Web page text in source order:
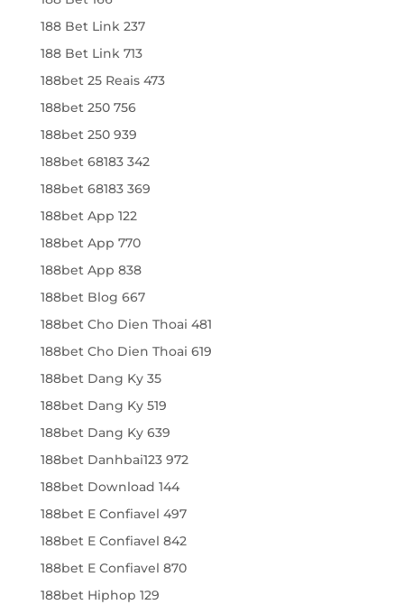
188 Bet Link 237
188 Bet Link 713
188bet 25 Reais 473
188bet 250 756
188bet 250 939
188bet 68183 342
188bet 68183 369
188bet App 122
188bet App 770
188bet App 838
188bet Blog 667
188bet Cho Dien Thoai 481
188bet Cho Dien Thoai 619
188bet Dang Ky 35
188bet Dang Ky 519
188bet Dang Ky 639
188bet Danhbai123 972
188bet Download 144
188bet E Confiavel 497
188bet E Confiavel 842
188bet E Confiavel 870
188bet Hiphop 129